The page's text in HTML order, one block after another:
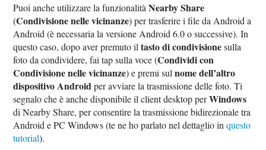
Puoi anche utilizzare la funzionalitàNearby Share
(Condivisione nelle vicinanze) per trasferire i file da Android a
Android (è necessaria la versione Android 6.0 o successive). In
questo caso, dopo aver premuto iltasto di condivisionesulla
foto da condividere, fai tap sulla voce (Condividi con
Condivisione nelle vicinanze) e premi sulnome dell’altro
dispositivo Androidper avviare la trasmissione delle foto. Ti
segnalo che è anche disponibile il client desktop perWindows
di Nearby Share, per consentire la trasmissione bidirezionale tra
Android e PC Windows (te ne ho parlato nel dettaglio inquesto
tutorial).